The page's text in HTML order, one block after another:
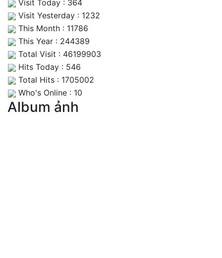
Visit Today : 364
Visit Yesterday : 1232
This Month : 11786
This Year : 244389
Total Visit : 46199903
Hits Today : 546
Total Hits : 1705002
Who's Online : 10
Album ảnh